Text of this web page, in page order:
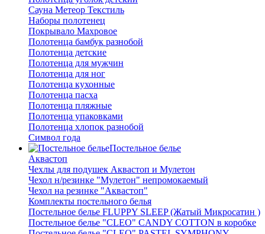
Сауна Метеор Текстиль
Наборы полотенец
Покрывало Махровое
Полотенца бамбук разнобой
Полотенца детские
Полотенца для мужчин
Полотенца для ног
Полотенца кухонные
Полотенца пасха
Полотенца пляжные
Полотенца упаковками
Полотенца хлопок разнобой
Символ года
Постельное белье
Аквастоп
Чехлы для подушек Аквастоп и Мулетон
Чехол н/резинке "Мулетон" непромокаемый
Чехол на резинке "Аквастоп"
Комплекты постельного белья
Постельное белье FLUPPY SLEEP (Жатый Микросатин )
Постельное белье "CLEO" CANDY COTTON в коробке